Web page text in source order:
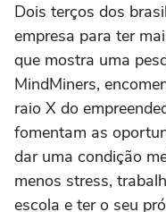
Dois terços dos
empresa para ter
que mostra uma
MindMiners,
raio X do
fomentam as
dar uma condição
menos stress,
escola e ter o seu